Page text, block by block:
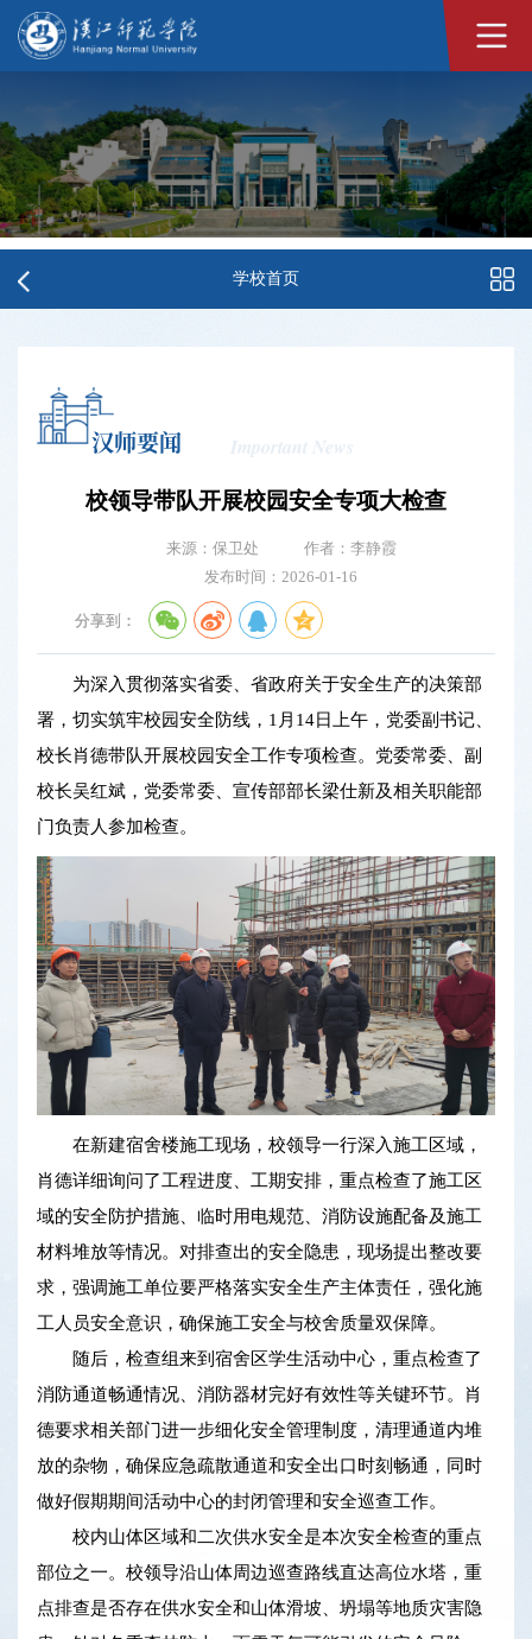
学校首页
汉师要闻 Important News
校领导带队开展校园安全专项大检查
来源：保卫处
作者：李静霞
发布时间：2026-01-16
分享到：
为深入贯彻落实省委、省政府关于安全生产的决策部
署，切实筑牢校园安全防线，1月14日上午，党委副书记、
校长肖德带队开展校园安全工作专项检查。党委常委、副
校长吴红斌，党委常委、宣传部部长梁仕新及相关职能部
门负责人参加检查。
在新建宿舍楼施工现场，校领导一行深入施工区域，
肖德详细询问了工程进度、工期安排，重点检查了施工区
域的安全防护措施、临时用电规范、消防设施配备及施工
材料堆放等情况。对排查出的安全隐患，现场提出整改要
求，强调施工单位要严格落实安全生产主体责任，强化施
工人员安全意识，确保施工安全与校舍质量双保障。
随后，检查组来到宿舍区学生活动中心，重点检查了
消防通道畅通情况、消防器材完好有效性等关键环节。肖
德要求相关部门进一步细化安全管理制度，清理通道内堆
放的杂物，确保应急疏散通道和安全出口时刻畅通，同时
做好假期期间活动中心的封闭管理和安全巡查工作。
校内山体区域和二次供水安全是本次安全检查的重点
部位之一。校领导沿山体周边巡查路线直达高位水塔，重
点排查是否存在供水安全和山体滑坡、坍塌等地质灾害隐